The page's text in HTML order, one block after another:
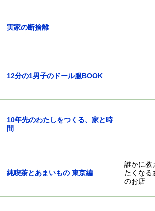
実家の断捨離
12分の1男子のドール服BOOK
10年先のわたしをつくる、家と時
間
純喫茶とあまいもの 東京編
誰かに教
たくなる
のお店